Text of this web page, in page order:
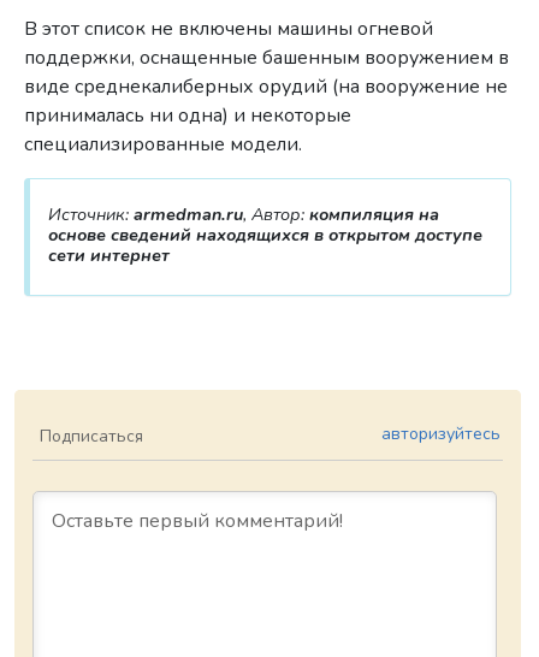
В этот список не включены машины огневой
поддержки, оснащенные башенным вооружением в
виде среднекалиберных орудий (на вооружение не
принималась ни одна) и некоторые
специализированные модели.
Источник: armedman.ru, Автор: компиляция на
основе сведений находящихся в открытом доступе
сети интернет
Подписаться авторизуйтесь